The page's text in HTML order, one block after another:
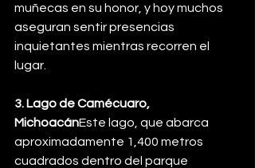
muñecas en su honor, y hoy muchos
aseguran sentir presencias
inquietantes mientras recorren el
lugar.
3. Lago de Camécuaro,
MichoacánEste lago, que abarca
aproximadamente 1,400 metros
cuadrados dentro del parque